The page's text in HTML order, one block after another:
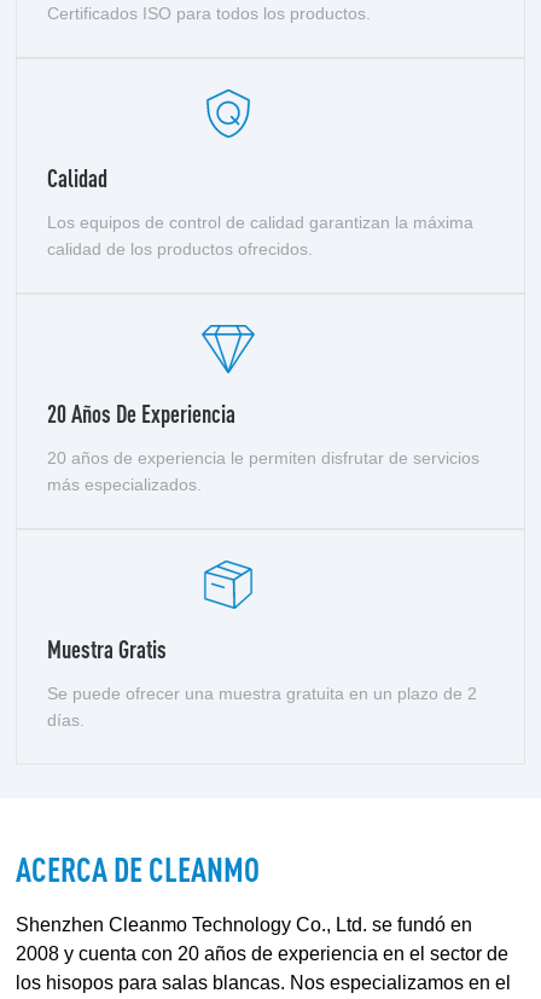
Certificados ISO para todos los productos.
Calidad
Los equipos de control de calidad garantizan la máxima
calidad de los productos ofrecidos.
20 Años De Experiencia
20 años de experiencia le permiten disfrutar de servicios
más especializados.
Muestra Gratis
Se puede ofrecer una muestra gratuita en un plazo de 2
días.
ACERCA DE CLEANMO
Shenzhen Cleanmo Technology Co., Ltd. se fundó en
2008 y cuenta con 20 años de experiencia en el sector de
los hisopos para salas blancas. Nos especializamos en el